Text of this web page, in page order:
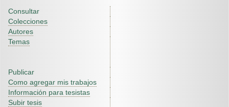
Consultar
Colecciones
Autores
Temas
Publicar
Como agregar mis trabajos
Información para tesistas
Subir tesis